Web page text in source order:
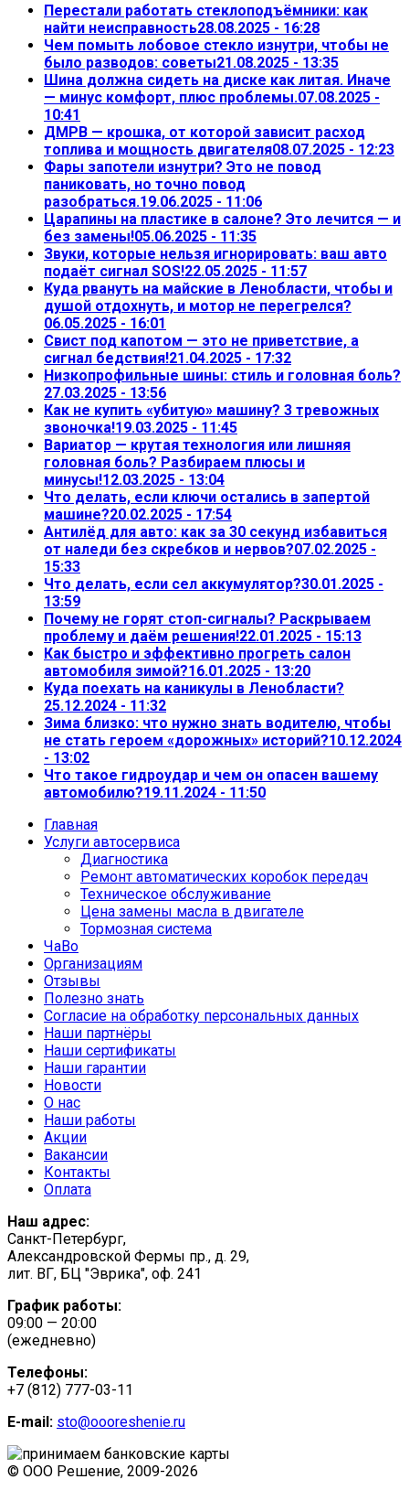
Перестали работать стеклоподъёмники: как
найти неисправность28.08.2025 - 16:28
Чем помыть лобовое стекло изнутри, чтобы не
было разводов: советы21.08.2025 - 13:35
Шина должна сидеть на диске как литая. Иначе
— минус комфорт, плюс проблемы.07.08.2025 -
10:41
ДМРВ — крошка, от которой зависит расход
топлива и мощность двигателя08.07.2025 - 12:23
Фары запотели изнутри? Это не повод
паниковать, но точно повод
разобраться.19.06.2025 - 11:06
Царапины на пластике в салоне? Это лечится — и
без замены!05.06.2025 - 11:35
Звуки, которые нельзя игнорировать: ваш авто
подаёт сигнал SOS!22.05.2025 - 11:57
Куда рвануть на майские в Ленобласти, чтобы и
душой отдохнуть, и мотор не перегрелся?
06.05.2025 - 16:01
Свист под капотом — это не приветствие, а
сигнал бедствия!21.04.2025 - 17:32
Низкопрофильные шины: стиль и головная боль?
27.03.2025 - 13:56
Как не купить «убитую» машину? 3 тревожных
звоночка!19.03.2025 - 11:45
Вариатор — крутая технология или лишняя
головная боль? Разбираем плюсы и
минусы!12.03.2025 - 13:04
Что делать, если ключи остались в запертой
машине?20.02.2025 - 17:54
Антилёд для авто: как за 30 секунд избавиться
от наледи без скребков и нервов?07.02.2025 -
15:33
Что делать, если сел аккумулятор?30.01.2025 -
13:59
Почему не горят стоп-сигналы? Раскрываем
проблему и даём решения!22.01.2025 - 15:13
Как быстро и эффективно прогреть салон
автомобиля зимой?16.01.2025 - 13:20
Куда поехать на каникулы в Ленобласти?
25.12.2024 - 11:32
Зима близко: что нужно знать водителю, чтобы
не стать героем «дорожных» историй?10.12.2024
- 13:02
Что такое гидроудар и чем он опасен вашему
автомобилю?19.11.2024 - 11:50
Главная
Услуги автосервиса
Диагностика
Ремонт автоматических коробок передач
Техническое обслуживание
Цена замены масла в двигателе
Тормозная система
ЧаВо
Организациям
Отзывы
Полезно знать
Согласие на обработку персональных данных
Наши партнёры
Наши сертификаты
Наши гарантии
Новости
О нас
Наши работы
Акции
Вакансии
Контакты
Оплата
Наш адрес:
Санкт-Петербург,
Александровской Фермы пр., д. 29,
лит. ВГ, БЦ "Эврика", оф. 241
График работы:
09:00 — 20:00
(ежедневно)
Телефоны:
+7 (812) 777-03-11
E-mail: sto@oooreshenie.ru
© ООО Решение, 2009-2026